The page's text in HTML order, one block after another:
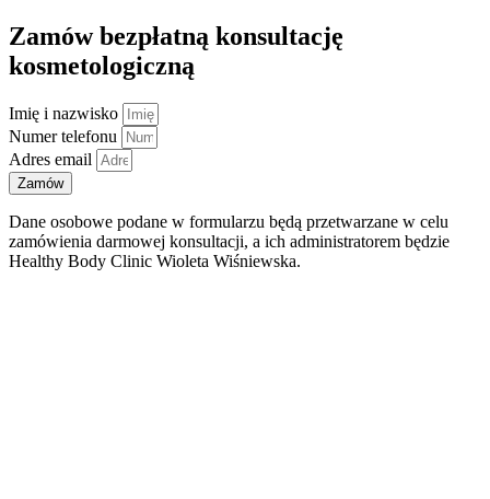
Zamów bezpłatną konsultację
kosmetologiczną
Imię i nazwisko
Numer telefonu
Adres email
Zamów
Dane osobowe podane w formularzu będą przetwarzane w celu
zamówienia darmowej konsultacji, a ich administratorem będzie
Healthy Body Clinic Wioleta Wiśniewska.